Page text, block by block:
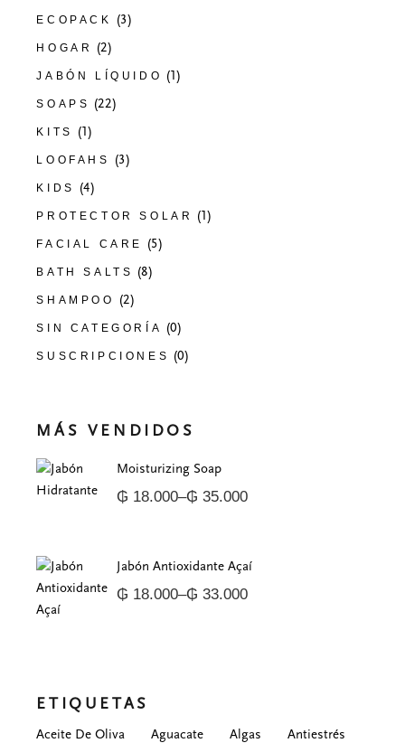
ECOPACK (3)
HOGAR (2)
JABÓN LÍQUIDO (1)
SOAPS (22)
KITS (1)
LOOFAHS (3)
KIDS (4)
PROTECTOR SOLAR (1)
FACIAL CARE (5)
BATH SALTS (8)
SHAMPOO (2)
SIN CATEGORÍA (0)
SUSCRIPCIONES (0)
MÁS VENDIDOS
Moisturizing Soap
₲ 18.000–₲ 35.000
Price
₲ 35.000
Jabón Antioxidante Açaí
₲ 18.000–₲ 33.000
Price
ETIQUETAS
Aceite De Oliva Aguacate Algas
Antiestrés